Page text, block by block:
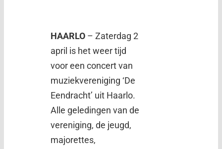
HAARLO – Zaterdag 2
april is het weer tijd
voor een concert van
muziekvereniging ‘De
Eendracht’ uit Haarlo.
Alle geledingen van de
vereniging, de jeugd,
majorettes,